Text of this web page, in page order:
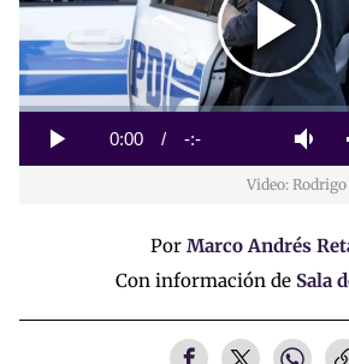
Play
Video
Play Mute
Current
0:00 / Duration
-:-
Loaded:
Video:
Por Marco Andrés
Con información de Sala